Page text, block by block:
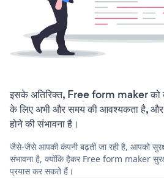
इसके अतिरिक्त, Free form maker
के लिए अभी और समय की आवश्यकता है, और
होने की संभावना है।
जैसे-जैसे आपकी कंपनी बढ़ती जा रही है, आपको
संभावना है, क्योंकि हैकर Free form maker
प्रयास कर सकते हैं।